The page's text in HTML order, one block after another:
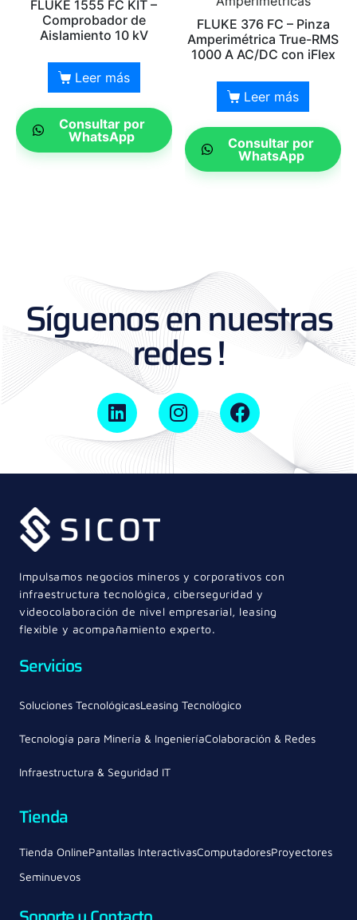
FLUKE 1555 FC KIT –
Comprobador de
Aislamiento 10 kV
Leer más
Consultar por
WhatsApp
FLUKE 376 FC – Pinza
Amperimétrica True-RMS
1000 A AC/DC con iFlex
Leer más
Consultar por
WhatsApp
Síguenos en nuestras
redes !
Impulsamos negocios mineros y corporativos con
infraestructura tecnológica, ciberseguridad y
videocolaboración de nivel empresarial, leasing
flexible y acompañamiento experto.
Servicios
Soluciones TecnológicasLeasing Tecnológico
Tecnología para Minería & IngenieríaColaboración & Redes
Infraestructura & Seguridad IT
Tienda
Tienda OnlinePantallas InteractivasComputadoresProyectores
Seminuevos